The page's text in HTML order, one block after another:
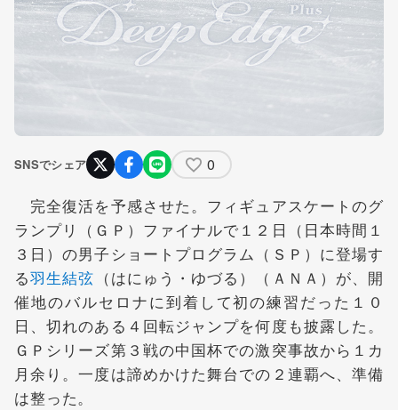
SNSでシェア 0
完全復活を予感させた。フィギュアスケートのグ
ランプリ（ＧＰ）ファイナルで１２日（日本時間１
３日）の男子ショートプログラム（ＳＰ）に登場す
る羽生結弦 （はにゅう・ゆづる）（ＡＮＡ）が、開
催地のバルセロナに到着して初の練習だった１０
日、切れのある４回転ジャンプを何度も披露した。
ＧＰシリーズ第３戦の中国杯での激突事故から１カ
月余り。一度は諦めかけた舞台での２連覇へ、準備
は整った。